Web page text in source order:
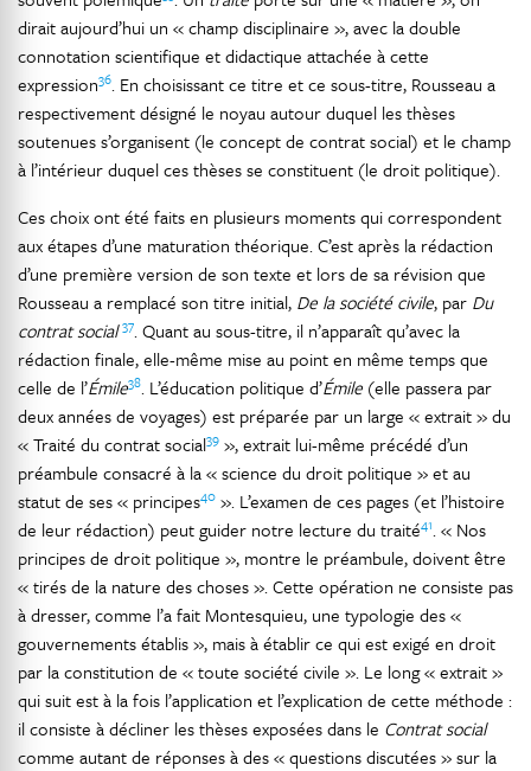
dirait aujourd’hui un « champ disciplinaire », avec la double
connotation scientifique et didactique attachée à cette
expression36. En choisissant ce titre et ce sous-titre, Rousseau a
respectivement désigné le noyau autour duquel les thèses
soutenues s’organisent (le concept de contrat social) et le champ
à l’intérieur duquel ces thèses se constituent (le droit politique).
Ces choix ont été faits en plusieurs moments qui correspondent
aux étapes d’une maturation théorique. C’est après la rédaction
d’une première version de son texte et lors de sa révision que
Rousseau a remplacé son titre initial, De la société civile, par Du
contrat social 37. Quant au sous-titre, il n’apparaît qu’avec la
rédaction finale, elle-même mise au point en même temps que
celle de l’Émile38. L’éducation politique d’Émile (elle passera par
deux années de voyages) est préparée par un large « extrait » du
« Traité du contrat social39 », extrait lui-même précédé d’un
préambule consacré à la « science du droit politique » et au
statut de ses « principes40 ». L’examen de ces pages (et l’histoire
de leur rédaction) peut guider notre lecture du traité41. « Nos
principes de droit politique », montre le préambule, doivent être
« tirés de la nature des choses ». Cette opération ne consiste pas
à dresser, comme l’a fait Montesquieu, une typologie des «
gouvernements établis », mais à établir ce qui est exigé en droit
par la constitution de « toute société civile ». Le long « extrait »
qui suit est à la fois l’application et l’explication de cette méthode :
il consiste à décliner les thèses exposées dans le Contrat social
comme autant de réponses à des « questions discutées » sur la